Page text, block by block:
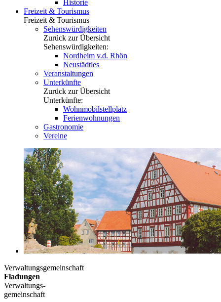
Historie
Freizeit & Tourismus
Freizeit & Tourismus
Sehenswürdigkeiten
Zurück zur Übersicht
Sehenswürdigkeiten:
Nordheim v.d. Rhön
Neustädtles
Veranstaltungen
Unterkünfte
Zurück zur Übersicht
Unterkünfte:
Wohnmobilstellplatz
Ferienwohnungen
Gastronomie
Vereine
Verwaltungsgemeinschaft
Fladungen
Verwaltungs-
gemeinschaft